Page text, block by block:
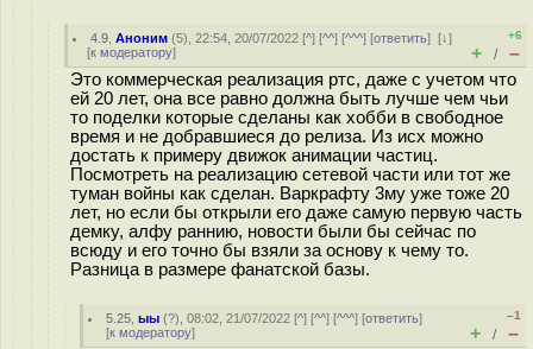
4.9 ,Аноним (5), 22:54, 20/07/2022 [^] [^^] [^^^] [ответить][↓]
[к модератору]
+6
+ / –
Это коммерческая реализация ртс, даже с учетом что
ей 20 лет, она все равно должна быть лучше чем чьи
то поделки которые сделаны как хобби в свободное
время и не добравшиеся до релиза. Из исх можно
достать к примеру движок анимации частиц.
Посмотреть на реализацию сетевой части или тот же
туман войны как сделан. Варкрафту 3му уже тоже 20
лет, но если бы открыли его даже самую первую часть
демку, алфу раннию, новости были бы сейчас по
всюду и его точно бы взяли за основу к чему то.
Разница в размере фанатской базы.
5.25 ,ыы (?), 08:02, 21/07/2022 [^] [^^] [^^^] [ответить]
[к модератору]
–1
+ / –